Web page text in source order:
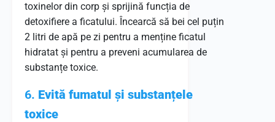
toxinelor din corp și sprijină funcția de
detoxifiere a ficatului. Încearcă să bei cel puțin
2 litri de apă pe zi pentru a menține ficatul
hidratat și pentru a preveni acumularea de
substanțe toxice.
6. Evită fumatul și substanțele
toxice